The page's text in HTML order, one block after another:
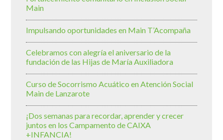
Main
Impulsando oportunidades en Main T’Acompaña
Celebramos con alegría el aniversario de la
fundación de las Hijas de María Auxiliadora
Curso de Socorrismo Acuático en Atención Social
Main de Lanzarote
¡Dos semanas para recordar, aprender y crecer
juntos en los Campamento de CAIXA
+INFANCIA!